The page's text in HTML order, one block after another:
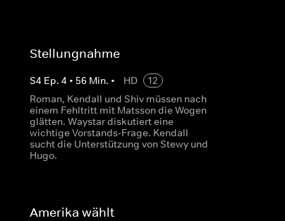
Stellungnahme
S4 Ep. 4 • 56Min. • HD
12
Roman, Kendall und Shiv müssen nach
einem Fehltritt mit Matsson die Wogen
glätten. Waystar diskutiert eine
wichtige Vorstands-Frage. Kendall
sucht die Unterstützung von Stewy und
Hugo.
Amerika wählt